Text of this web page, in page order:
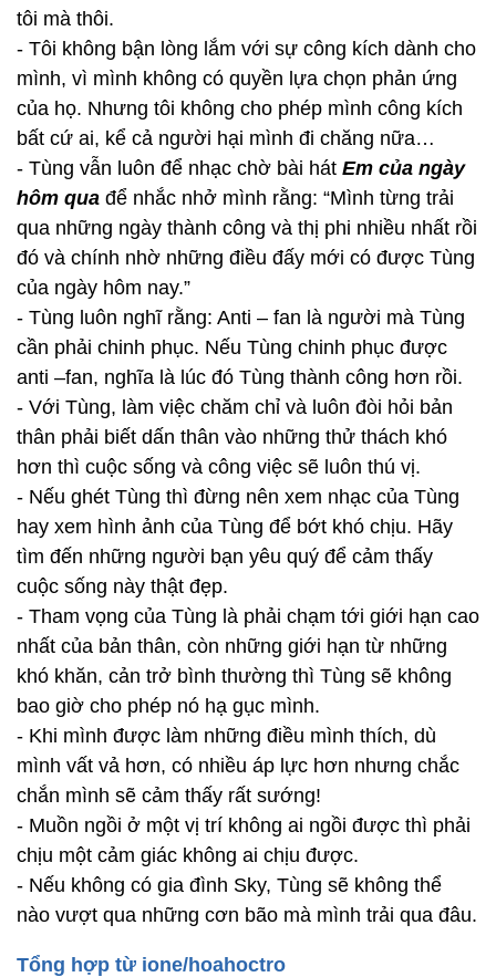
tôi mà thôi.
- Tôi không bận lòng lắm với sự công kích dành cho
mình, vì mình không có quyền lựa chọn phản ứng
của họ. Nhưng tôi không cho phép mình công kích
bất cứ ai, kể cả người hại mình đi chăng nữa…
- Tùng vẫn luôn để nhạc chờ bài hát Em của ngày
hôm qua để nhắc nhở mình rằng: “Mình từng trải
qua những ngày thành công và thị phi nhiều nhất rồi
đó và chính nhờ những điều đấy mới có được Tùng
của ngày hôm nay.”
- Tùng luôn nghĩ rằng: Anti – fan là người mà Tùng
cần phải chinh phục. Nếu Tùng chinh phục được
anti –fan, nghĩa là lúc đó Tùng thành công hơn rồi.
- Với Tùng, làm việc chăm chỉ và luôn đòi hỏi bản
thân phải biết dấn thân vào những thử thách khó
hơn thì cuộc sống và công việc sẽ luôn thú vị.
- Nếu ghét Tùng thì đừng nên xem nhạc của Tùng
hay xem hình ảnh của Tùng để bớt khó chịu. Hãy
tìm đến những người bạn yêu quý để cảm thấy
cuộc sống này thật đẹp.
- Tham vọng của Tùng là phải chạm tới giới hạn cao
nhất của bản thân, còn những giới hạn từ những
khó khăn, cản trở bình thường thì Tùng sẽ không
bao giờ cho phép nó hạ gục mình.
- Khi mình được làm những điều mình thích, dù
mình vất vả hơn, có nhiều áp lực hơn nhưng chắc
chắn mình sẽ cảm thấy rất sướng!
- Muồn ngồi ở một vị trí không ai ngồi được thì phải
chịu một cảm giác không ai chịu được.
- Nếu không có gia đình Sky, Tùng sẽ không thể
nào vượt qua những cơn bão mà mình trải qua đâu.
Tổng hợp từ ione/hoahoctro